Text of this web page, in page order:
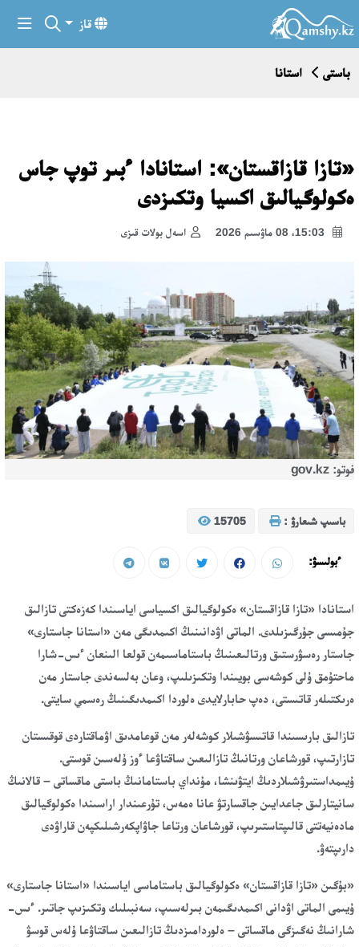
قاز
باستى استانا
«تازا قازاقستان»: استانادا ءبىر توپ جاس
ەكولوگيالىق اكسيا وتكىزدى
اسەل بولات قىزى
فوتو: gov.kz
باسىپ شىعارۋ : 15705
ءبولىسۋ:
استانادا «تازا قازاقستان» ەكولوگيالىق اكسياسى اياسىندا كەزەكتى تازالىق
جۇمىسى جۇرگىزىلدى. الماتى اۋدانىنىڭ اكىمدىگى مەن «استانا جاستارى»
جاستار رەسۋرستىق ورتالىعىنىڭ باستاماسىمەن قولعا الىنعان ءىس-شارا
ماحتۇمق ۇلى كوشەسى بويىندا وتكىزىلىپ، وعان بەلسەندى جاستار مەن
ەرىكتىلەر قاتىستى، دەپ حابارلايدى ەلوردا اكىمدىگىنىڭ رەسمي سايتى.
تازالىق بارىسىندا قاتىسۋشىلار كوشەلەر مەن قوعامدىق اۋماقتاردى قوقىستان
تازارتىپ، قورشاعان ورتانىڭ تازالىعىن ساقتاۋعا ءوز ۇلەسىن قوستى.
ۇيىمداستىرۋشىلاردىڭ ايتۋىنشا، مۇنداي باستامانىڭ باستى ماقساتى – قالانىڭ
سانيتارلىق جاعدايىن جاقسارتۋ عانا ەمەس، تۇرعىندار اراسىندا ەكولوگيالىق
مادەنيەتتى قالىپتاستىرىپ، قورشاعان ورتاعا جاۋاپكەرشىلىكپەن قاراۋدى
دارىپتەۋ.
«بۇگىن «تازا قازاقستان» ەكولوگيالىق باستاماسى اياسىندا «استانا جاستارى»
ۇيىمى الماتى اۋدانى اكىمدىگىمەن بىرلەسىپ، سەنبىلىك وتكىزىپ جاتىر. ءىس-
شارانىڭ نەگىزگى ماقساتى – ەلوردامىزدىڭ تازالىعىن ساقتاۋعا ۇلەس قوسۋ